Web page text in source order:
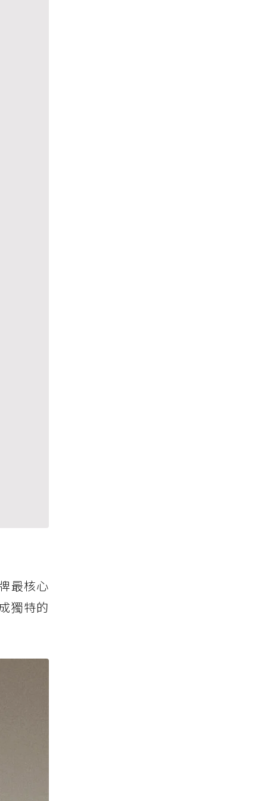
最核心
獨特的